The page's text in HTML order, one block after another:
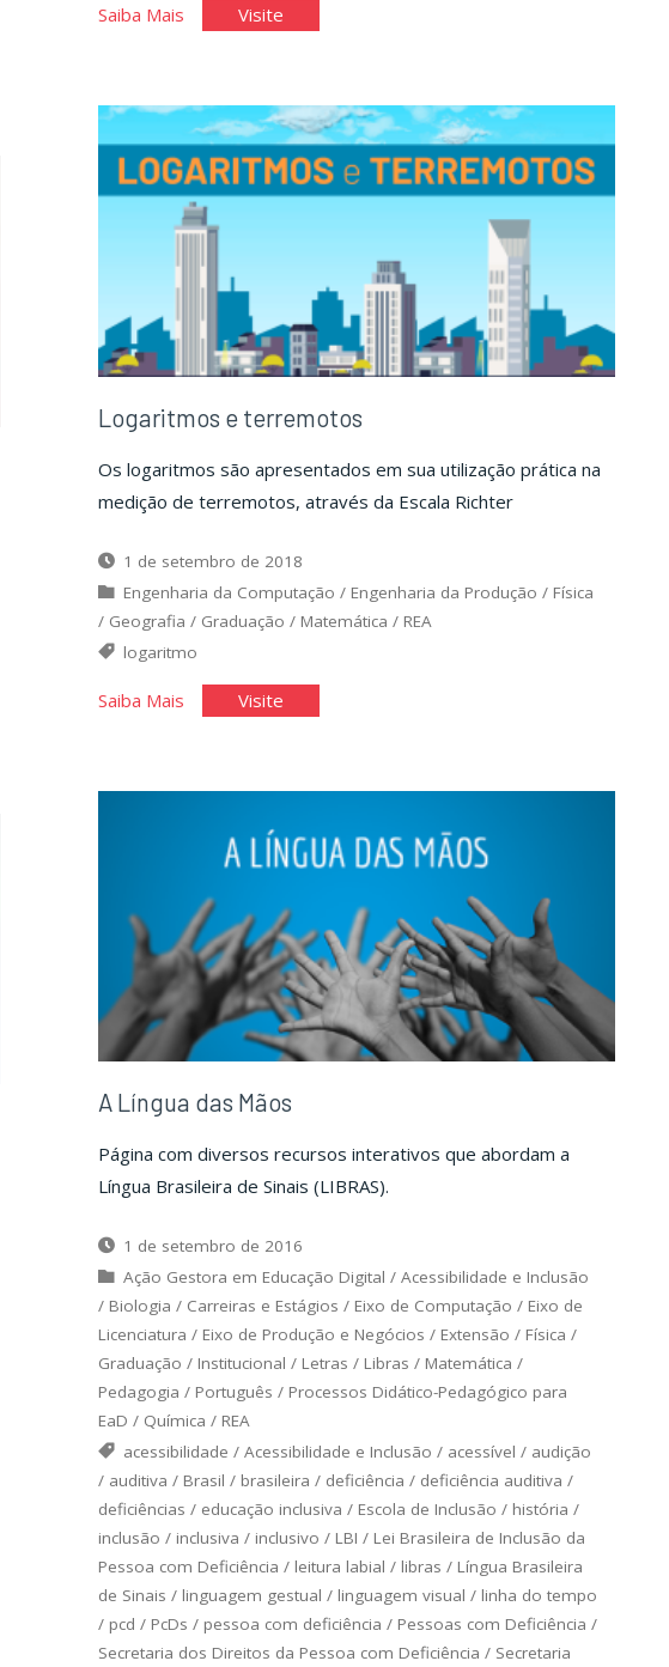
Saiba Mais"PalavraVisite"Palavra
Logaritmos e terremotos
Os logaritmos são apresentados em sua utilização prática na
medição de terremotos, através da Escala Richter
1 de setembro de 2018
Engenharia da Computação / Engenharia da Produção / Física
/ Geografia / Graduação / Matemática / REA
logaritmo
Saiba Mais"Logaritmos
Visite"Logaritmos
A Língua das Mãos
Página com diversos recursos interativos que abordam a
Língua Brasileira de Sinais (LIBRAS).
1 de setembro de 2016
Ação Gestora em Educação Digital /Acessibilidade e Inclusão
/ Biologia / Carreiras e Estágios / Eixo de Computação / Eixo de
Licenciatura / Eixo de Produção e Negócios / Extensão / Física /
Graduação / Institucional / Letras / Libras / Matemática /
Pedagogia / Português / Processos Didático-Pedagógico para
EaD / Química / REA
acessibilidade /Acessibilidade e Inclusão / acessível / audição
/ auditiva / Brasil / brasileira / deficiência / deficiência auditiva /
deficiências / educação inclusiva / Escola de Inclusão / história /
inclusão / inclusiva / inclusivo / LBI / Lei Brasileira de Inclusão da
Pessoa com Deficiência / leitura labial / libras / Língua Brasileira
de Sinais / linguagem gestual / linguagem visual / linha do tempo
/ pcd / PcDs / pessoa com deficiência / Pessoas com Deficiência /
Secretaria dos Direitos da Pessoa com Deficiência / Secretaria